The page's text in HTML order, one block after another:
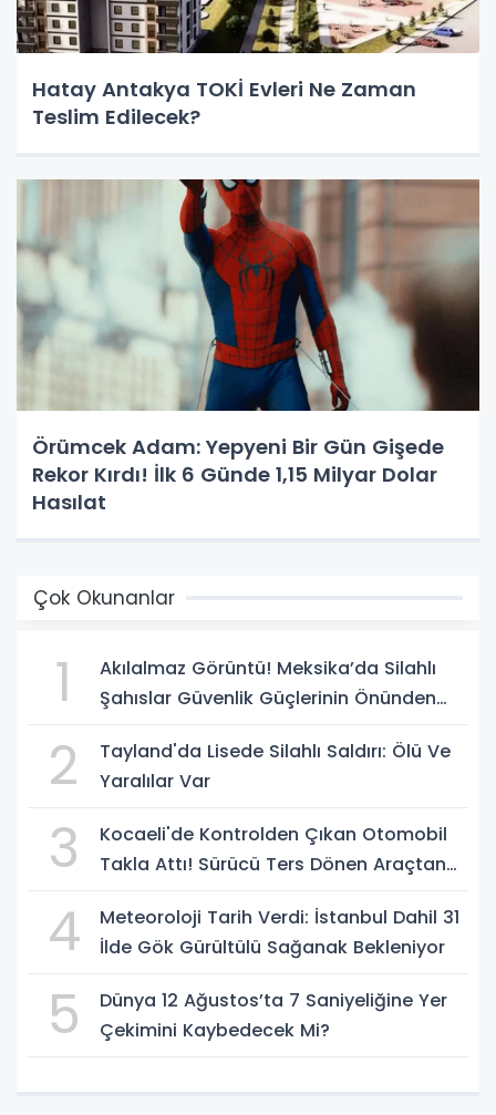
Hatay Antakya TOKİ Evleri Ne Zaman
Teslim Edilecek?
Örümcek Adam: Yepyeni Bir Gün Gişede
Rekor Kırdı! İlk 6 Günde 1,15 Milyar Dolar
Hasılat
Çok Okunanlar
1
Akılalmaz Görüntü! Meksika’da Silahlı
Şahıslar Güvenlik Güçlerinin Önünden
2
Tayland'da Lisede Silahlı Saldırı: Ölü Ve
Yaralılar Var
3
Kocaeli'de Kontrolden Çıkan Otomobil
Takla Attı! Sürücü Ters Dönen Araçtan
4
Meteoroloji Tarih Verdi: İstanbul Dahil 31
İlde Gök Gürültülü Sağanak Bekleniyor
5
Dünya 12 Ağustos’ta 7 Saniyeliğine Yer
Çekimini Kaybedecek Mi?